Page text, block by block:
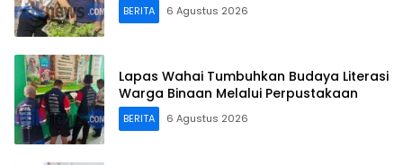
BERITA 6 Agustus 2026
Lapas Wahai Tumbuhkan Budaya Literasi
Warga Binaan Melalui Perpustakaan
BERITA 6 Agustus 2026